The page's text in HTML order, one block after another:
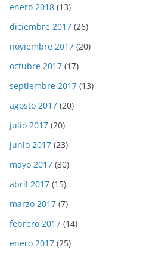
enero 2018 (13)
diciembre 2017 (26)
noviembre 2017 (20)
octubre 2017 (17)
septiembre 2017 (13)
agosto 2017 (20)
julio 2017 (20)
junio 2017 (23)
mayo 2017 (30)
abril 2017 (15)
marzo 2017 (7)
febrero 2017 (14)
enero 2017 (25)